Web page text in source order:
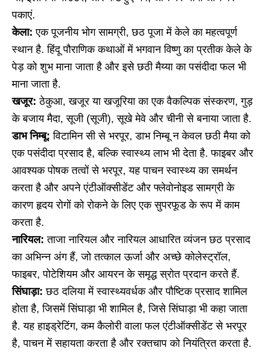
पकाएं.
केला: एक पूजनीय भोग सामग्री, छठ पूजा में केले का महत्वपूर्ण
स्थान है. हिंदू पौराणिक कथाओं में भगवान विष्णु का प्रतीक केले के
पेड़ को शुभ माना जाता है और इसे छठी मैय्या का पसंदीदा फल भी
माना जाता है.
खजूर: ठेकुआ, खजूर या खजूरिया का एक वैकल्पिक संस्करण, गुड़
के बजाय मैदा, सूजी (सूजी), सूखे मेवे और चीनी से बनाया जाता है.
डाभ निम्बू: विटामिन सी से भरपूर, डाभ निम्बू न केवल छठी मैया को
एक पसंदीदा प्रसाद है, बल्कि स्वास्थ्य लाभ भी देता है. फाइबर और
आवश्यक पोषक तत्वों से भरपूर, यह पाचन स्वास्थ्य का समर्थन
करता है और अपने एंटीऑक्सीडेंट और फ्लेवोनोइड सामग्री के
कारण हृदय रोगों को रोकने के लिए एक सुपरफूड के रूप में काम
करता है.
नारियल: ताजा नारियल और नारियल आधारित व्यंजन छठ प्रसाद
का अभिन्न अंग हैं, जो तत्काल ऊर्जा और अच्छे कोलेस्ट्रॉल,
फाइबर, पोटेशियम और आयरन के समृद्ध स्रोत प्रदान करते हैं.
सिंघाड़ा: छठ दलिया में स्वास्थ्यवर्धक और पौष्टिक प्रसाद शामिल
होता है, जिसमें सिंघाड़ा भी शामिल है, जिसे सिंघाड़ा भी कहा जाता
है. यह हाइड्रेटिंग, कम कैलोरी वाला फल एंटीऑक्सीडेंट से भरपूर
है, पाचन में सहायता करता है और रक्तचाप को नियंत्रित करता है.